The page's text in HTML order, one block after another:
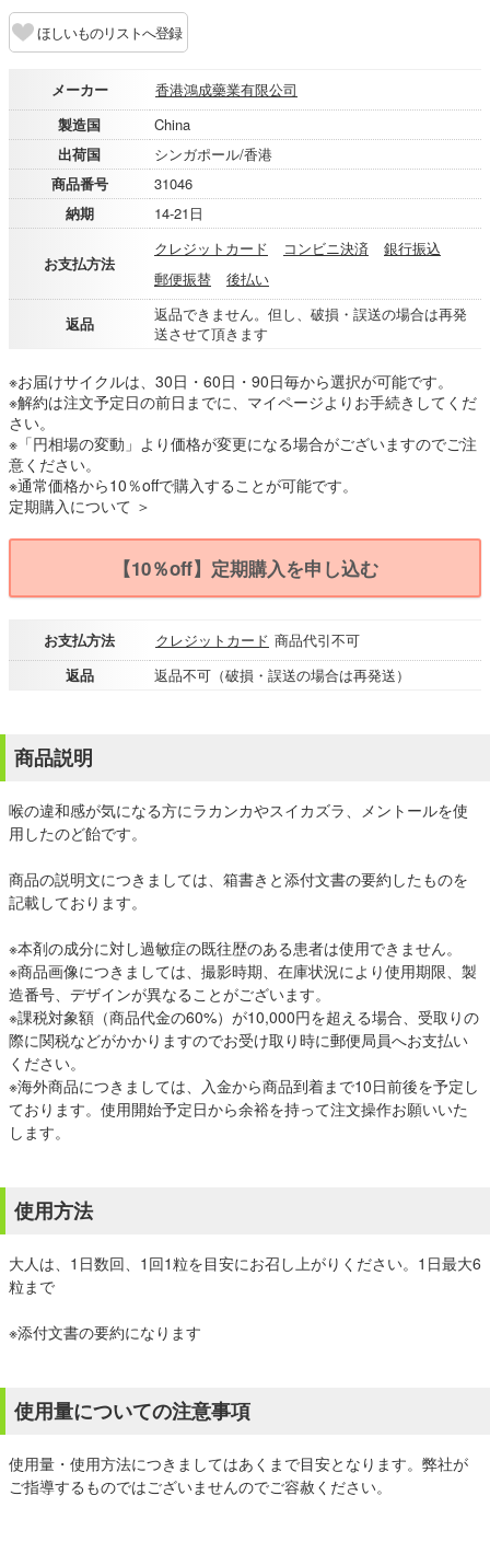
ほしいものリストへ登録
メーカー
香港鴻成藥業有限公司
製造国
China
出荷国
シンガポール/香港
商品番号
31046
納期
14-21日
お支払方法
クレジットカード コンビニ決済
銀行振込
郵便振替
後払い
返品
返品できません。但し、破損・誤送の場合は再発
送させて頂きます
※お届けサイクルは、30日・60日・90日毎から選択が可能です。
※解約は注文予定日の前日までに、マイページよりお手続きしてくだ
さい。
※「円相場の変動」より価格が変更になる場合がございますのでご注
意ください。
※通常価格から10％offで購入することが可能です。
定期購入について ＞
【10％off】定期購入を申し込む
お支払方法 クレジットカード 商品代引不可
返品
返品不可（破損・誤送の場合は再発送）
商品説明
喉の違和感が気になる方にラカンカやスイカズラ、メントールを使
用したのど飴です。
商品の説明文につきましては、箱書きと添付文書の要約したものを
記載しております。
※本剤の成分に対し過敏症の既往歴のある患者は使用できません。
※商品画像につきましては、撮影時期、在庫状況により使用期限、製
造番号、デザインが異なることがございます。
※課税対象額（商品代金の60%）が10,000円を超える場合、受取りの
際に関税などがかかりますのでお受け取り時に郵便局員へお支払い
ください。
※海外商品につきましては、入金から商品到着まで10日前後を予定し
ております。使用開始予定日から余裕を持って注文操作お願いいた
します。
使用方法
大人は、1日数回、1回1粒を目安にお召し上がりください。1日最大6
粒まで
※添付文書の要約になります
使用量についての注意事項
使用量・使用方法につきましてはあくまで目安となります。弊社が
ご指導するものではございませんのでご容赦ください。